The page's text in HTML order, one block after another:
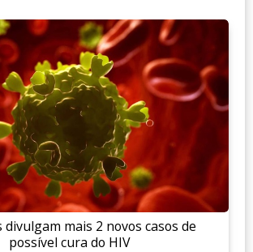
mais 2 novos casos de
possível cura do HIV